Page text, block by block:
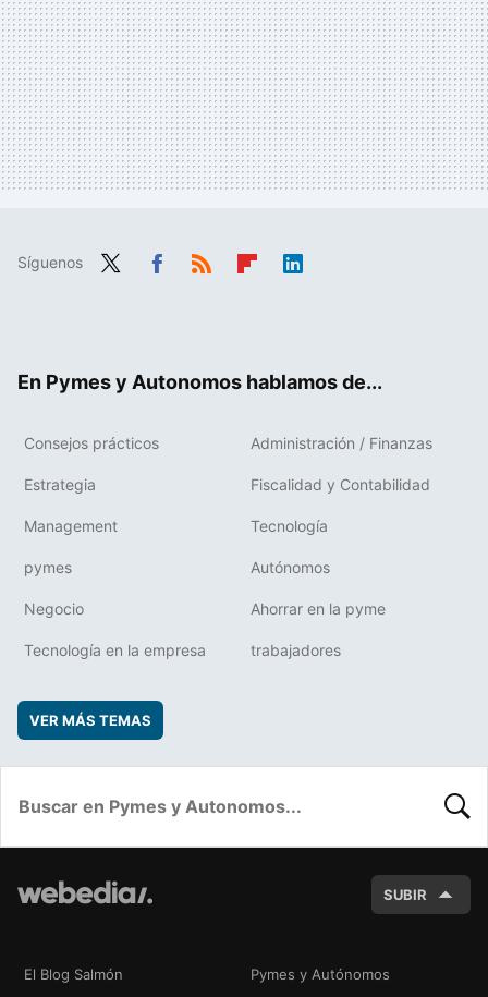
Síguenos
En Pymes y Autonomos hablamos de...
Consejos prácticos Administración / Finanzas
Estrategia Fiscalidad y Contabilidad
Management Tecnología
pymes Autónomos
Negocio Ahorrar en la pyme
Tecnología en la empresa trabajadores
VER MÁS TEMAS
SUBIR
El Blog Salmón Pymes y Autónomos